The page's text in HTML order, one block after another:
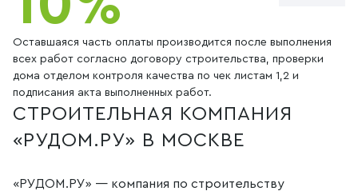
Оставшаяся часть оплаты производится после выполнения
всех работ согласно договору строительства, проверки
дома отделом контроля качества по чек листам 1,2 и
подписания акта выполненных работ.
СТРОИТЕЛЬНАЯ КОМПАНИЯ
«РУДОМ.РУ» В МОСКВЕ
«РУДОМ.РУ» — компания по строительству